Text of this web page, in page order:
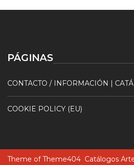
PÁGINAS
CONTACTO / INFORMACIÓN |
COOKIE POLICY (EU)
Theme ofTheme404 Catálogos